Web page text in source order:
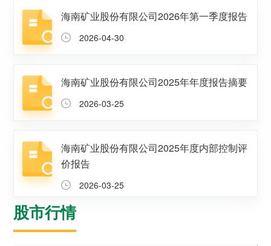
海南矿业成立于2007年，
由复星集团与海南海钢集
团共同出资成立，2014年
601969）。
探索更多 
团共同出资成立，2014年
在上海证券交易所挂牌上
市（股票代码：
601969）。
探索更多 
探索更多 
我们深入践行"根植海南，
面向全球，绿色发展，持
履行企业社会责任，与利
益相关方共享发展成果。
探索更多
面向全球，绿色发展，持
续成长"的发展理念，积极
响应"双碳"目标行动，切实
履行企业社会责任，与利
探索更多 
互信的资本市场生态圈。
探索更多
及时回应资本市场及投资
者对企业价值及经营理念
的认同感，努力构建和谐
互信的资本市场生态圈。
探索更多
者的关切问题，增进投资
者对企业价值及经营理念
的认同感，努力构建和谐
互信的资本市场生态圈。
探索更多 
海南矿业股份有限公司2026年第一季度报告
2026-04-30
海南矿业股份有限公司2025年年度报告摘要
2026-03-25
海南矿业股份有限公司2025年度内部控制评
价报告
2026-03-25
股市行情